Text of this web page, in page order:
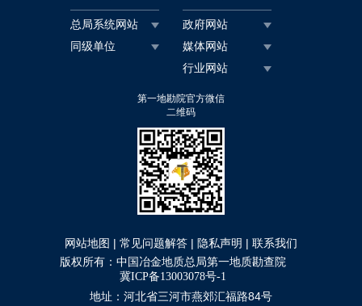
总局系统网站
同级单位
政府网站
媒体网站
行业网站
第一地勘院官方微信
二维码
网站地图 | 常见问题解答 | 隐私声明 | 联系我们
版权所有：中国冶金地质总局第一地质勘查院
冀ICP备13003078号-1
地址：河北省三河市燕郊汇福路84号